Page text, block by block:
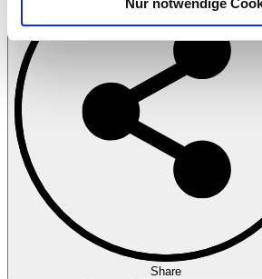
Verwendung unserer Website an
soziale Medien, Werbung und
Partner führen diese Informationen
weiteren Daten zusammen, die Sie
haben oder die sie im Rahmen Ihrer
gesammelt haben.
Share